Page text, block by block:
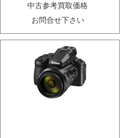
中古参考買取価格
お問合せ下さい